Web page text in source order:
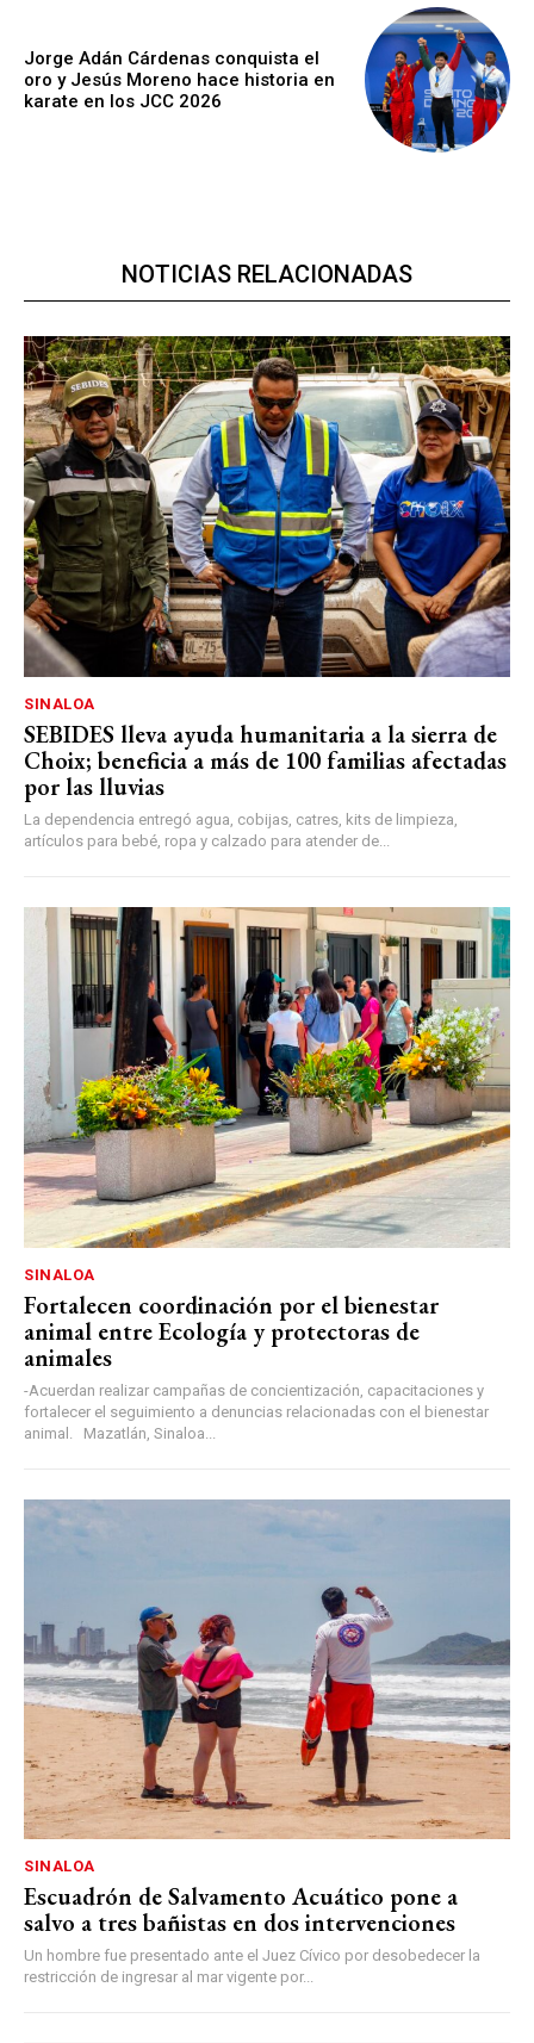
Jorge Adán Cárdenas conquista el
oro y Jesús Moreno hace historia en
karate en los JCC 2026
NOTICIAS RELACIONADAS
SINALOA
SEBIDES lleva ayuda humanitaria a la sierra de
Choix; beneficia a más de 100 familias afectadas
por las lluvias
La dependencia entregó agua, cobijas, catres, kits de limpieza,
artículos para bebé, ropa y calzado para atender de...
SINALOA
Fortalecen coordinación por el bienestar
animal entre Ecología y protectoras de
animales
-Acuerdan realizar campañas de concientización, capacitaciones y
fortalecer el seguimiento a denuncias relacionadas con el bienestar
animal. Mazatlán, Sinaloa...
SINALOA
Escuadrón de Salvamento Acuático pone a
salvo a tres bañistas en dos intervenciones
Un hombre fue presentado ante el Juez Cívico por desobedecer la
restricción de ingresar al mar vigente por...